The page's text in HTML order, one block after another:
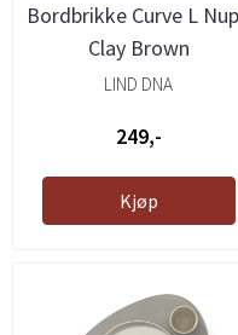
Bordbrikke Curve L
Clay Brown
LIND DNA
249,-
Kjøp